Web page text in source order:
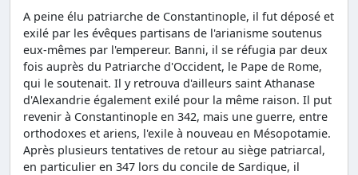
A peine élu patriarche de Constantinople, il fut déposé et
exilé par les évêques partisans de l'arianisme soutenus
eux-mêmes par l'empereur. Banni, il se réfugia par deux
fois auprès du Patriarche d'Occident, le Pape de Rome,
qui le soutenait. Il y retrouva d'ailleurs saint Athanase
d'Alexandrie également exilé pour la même raison. Il put
revenir à Constantinople en 342, mais une guerre, entre
orthodoxes et ariens, l'exile à nouveau en Mésopotamie.
Après plusieurs tentatives de retour au siège patriarcal,
en particulier en 347 lors du concile de Sardique, il